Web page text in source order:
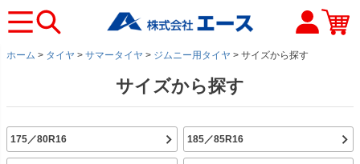
ホーム タイヤ サマータイヤ ジムニー用タイヤ サイズから探す
サイズから探す
175／80R16 185／85R16